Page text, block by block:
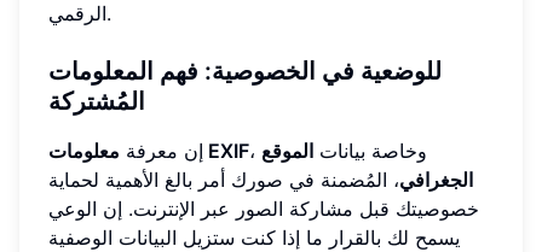
الرقمي.
للوضعية في الخصوصية: فهم المعلومات
المُشتركة
إن معرفة معلومات EXIF ، وخاصة بيانات الموقع
الجغرافي، المُضمنة في صورك أمر بالغ الأهمية لحماية
خصوصيتك قبل مشاركة الصور عبر الإنترنت. إن الوعي
يسمح لك بالقرار ما إذا كنت ستزيل البيانات الوصفية